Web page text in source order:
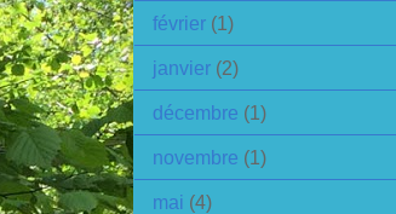
février (1)
janvier (2)
décembre (1)
novembre (1)
mai (4)